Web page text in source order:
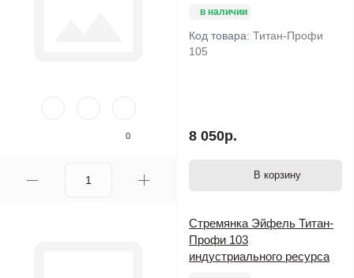
0
в наличии
Код товара: Титан-Профи
105
8 050р.
В корзину
Стремянка Эйфель Титан-
Профи 103
индустриального ресурса